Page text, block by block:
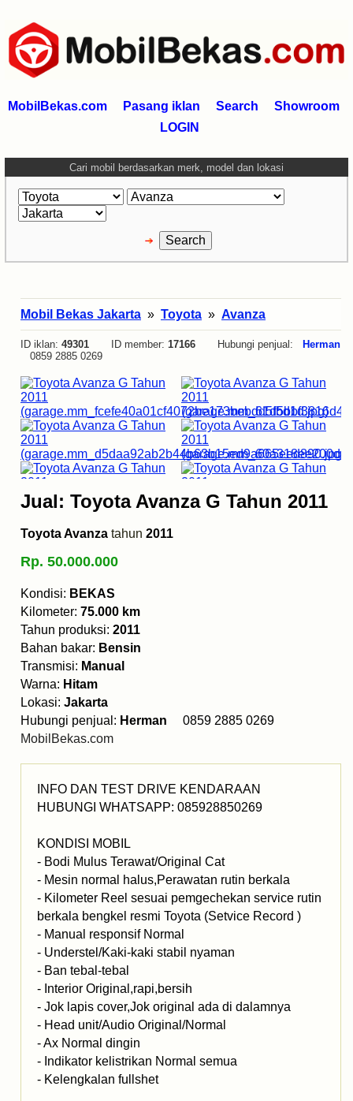
MobilBekas.com Pasang iklan Search
Showroom
LOGIN
Cari mobil berdasarkan merk, model dan lokasi
Mobil Bekas Jakarta » Toyota » Avanza
ID iklan: 49301 ID member: 17166 Hubungi penjual:
Herman
0859 2885 0269
Jual: Toyota Avanza G Tahun 2011
Toyota Avanza tahun 2011
Rp. 50.000.000
Kondisi: BEKAS
Kilometer: 75.000 km
Tahun produksi: 2011
Bahan bakar: Bensin
Transmisi: Manual
Warna: Hitam
Lokasi: Jakarta
Hubungi penjual: Herman 0859 2885 0269
MobilBekas.com
INFO DAN TEST DRIVE KENDARAAN
HUBUNGI WHATSAPP: 085928850269
KONDISI MOBIL
- Bodi Mulus Terawat/Original Cat
- Mesin normal halus,Perawatan rutin berkala
- Kilometer Reel sesuai pemgechekan service rutin
berkala bengkel resmi Toyota (Setvice Record )
- Manual responsif Normal
- Understel/Kaki-kaki stabil nyaman
- Ban tebal-tebal
- Interior Original,rapi,bersih
- Jok lapis cover,Jok original ada di dalamnya
- Head unit/Audio Original/Normal
- Ax Normal dingin
- Indikator kelistrikan Normal semua
- Kelengkalan fullshet